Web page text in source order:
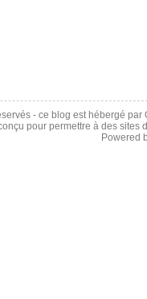
- ce blog est hébergé
pour permettre à des
Powered